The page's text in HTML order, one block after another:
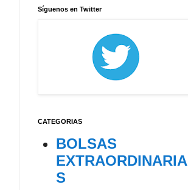
Síguenos en Twitter
CATEGORIAS
BOLSAS
EXTRAORDINARIA
S